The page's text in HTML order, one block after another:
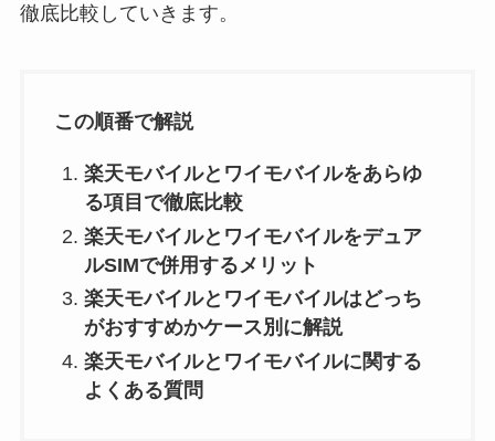
徹底比較していきます。
この順番で解説
楽天モバイルとワイモバイルをあらゆ
る項目で徹底比較
楽天モバイルとワイモバイルをデュア
ルSIMで併用するメリット
楽天モバイルとワイモバイルはどっち
がおすすめかケース別に解説
楽天モバイルとワイモバイルに関する
よくある質問